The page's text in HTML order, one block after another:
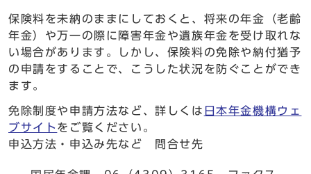
保険料を未納のままにしておくと、将来の年金（老齢
年金）や万一の際に障害年金や遺族年金を受け取れな
い場合があります。しかし、保険料の免除や納付猶予
の申請をすることで、こうした状況を防ぐことができ
ます。
免除制度や申請方法など、詳しくは 日本年金機構ウェ
ブサイト をご覧ください。
申込方法・申込み先など 問合せ先